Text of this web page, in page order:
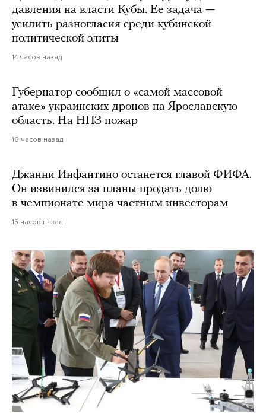
давления на власти Кубы. Ее задача —
усилить разногласия среди кубинской
политической элиты
14 часов назад
Губернатор сообщил о «самой массовой
атаке» украинских дронов на Ярославскую
область. На НПЗ пожар
16 часов назад
Джанни Инфантино останется главой ФИФА.
Он извинился за планы продать долю
в чемпионате мира частным инвесторам
15 часов назад